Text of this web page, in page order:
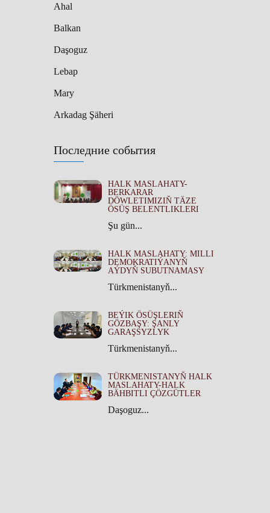
Ahal
Balkan
Daşoguz
Lebap
Mary
Arkadag Şäheri
Последние события
HALK MASLAHATY-
BERKARAR
DÖWLETIMIZIŇ TÄZE
ÖSÜŞ BELENTLIKLERI
Şu gün...
HALK MASLAHATY: MILLI
DEMOKRATIÝANYŇ
AÝDYŇ SUBUTNAMASY
Türkmenistanyň...
BEÝIK ÖSÜŞLERIŇ
GÖZBAŞY: ŞANLY
GARAŞSYZLYK
Türkmenistanyň...
TÜRKMENISTANYŇ HALK
MASLAHATY-HALK
BÄHBITLI ÇÖZGÜTLER
Daşoguz...